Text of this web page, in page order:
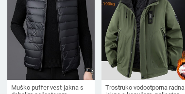
Muško puffer vest‑jakna s
Trostruko vodootporna radna